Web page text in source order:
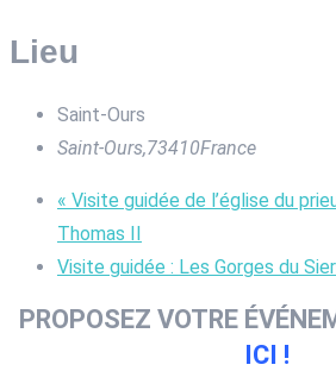
Lieu
Saint-Ours
Saint-Ours,73410France
« Visite guidée de l’église du
Thomas II
Visite guidée : Les Gorges du
PROPOSEZ VOTRE
ICI !